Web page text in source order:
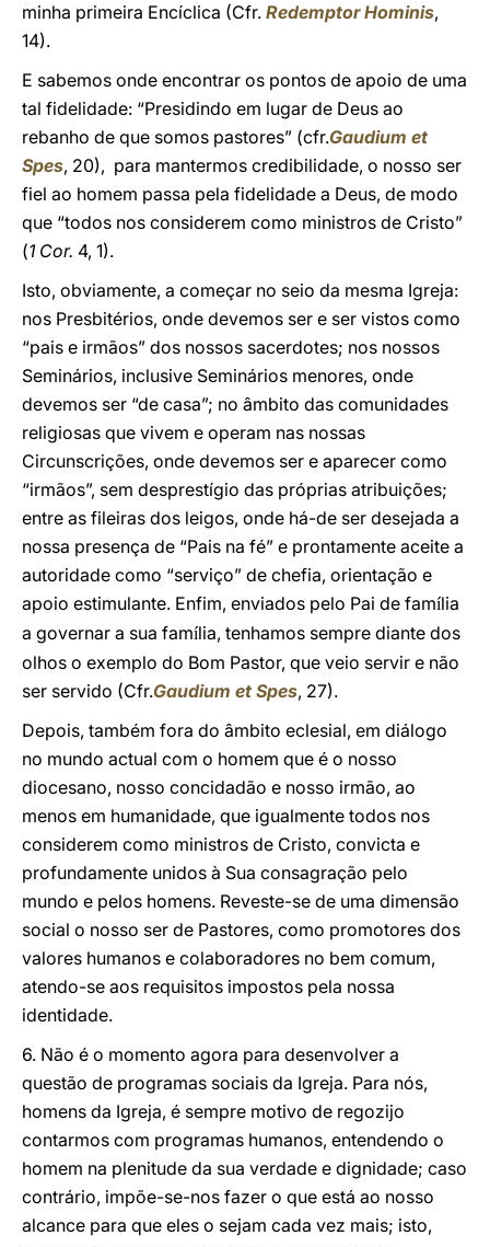
minha primeira Encíclica (Cfr. Redemptor Hominis,
14).
E sabemos onde encontrar os pontos de apoio de uma
tal fidelidade: “Presidindo em lugar de Deus ao
rebanho de que somos pastores” (cfr.Gaudium et
Spes, 20), para mantermos credibilidade, o nosso ser
fiel ao homem passa pela fidelidade a Deus, de modo
que “todos nos considerem como ministros de Cristo”
(1 Cor. 4, 1).
Isto, obviamente, a começar no seio da mesma Igreja:
nos Presbitérios, onde devemos ser e ser vistos como
“pais e irmãos” dos nossos sacerdotes; nos nossos
Seminários, inclusive Seminários menores, onde
devemos ser “de casa”; no âmbito das comunidades
religiosas que vivem e operam nas nossas
Circunscrições, onde devemos ser e aparecer como
“irmãos”, sem desprestígio das próprias atribuições;
entre as fileiras dos leigos, onde há-de ser desejada a
nossa presença de “Pais na fé” e prontamente aceite a
autoridade como “serviço” de chefia, orientação e
apoio estimulante. Enfim, enviados pelo Pai de família
a governar a sua família, tenhamos sempre diante dos
olhos o exemplo do Bom Pastor, que veio servir e não
ser servido (Cfr.Gaudium et Spes, 27).
Depois, também fora do âmbito eclesial, em diálogo
no mundo actual com o homem que é o nosso
diocesano, nosso concidadão e nosso irmão, ao
menos em humanidade, que igualmente todos nos
considerem como ministros de Cristo, convicta e
profundamente unidos à Sua consagração pelo
mundo e pelos homens. Reveste-se de uma dimensão
social o nosso ser de Pastores, como promotores dos
valores humanos e colaboradores no bem comum,
atendo-se aos requisitos impostos pela nossa
identidade.
6. Não é o momento agora para desenvolver a
questão de programas sociais da Igreja. Para nós,
homens da Igreja, é sempre motivo de regozijo
contarmos com programas humanos, entendendo o
homem na plenitude da sua verdade e dignidade; caso
contrário, impõe-se-nos fazer o que está ao nosso
alcance para que eles o sejam cada vez mais; isto,